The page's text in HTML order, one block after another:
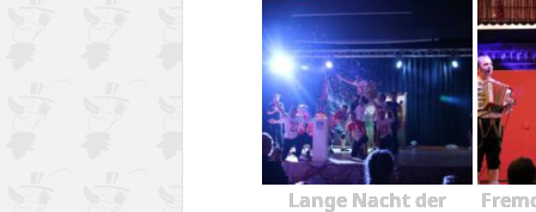
Lange Nacht der